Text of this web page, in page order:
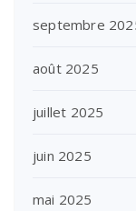
septembre
août 2025
juillet 2025
juin 2025
mai 2025